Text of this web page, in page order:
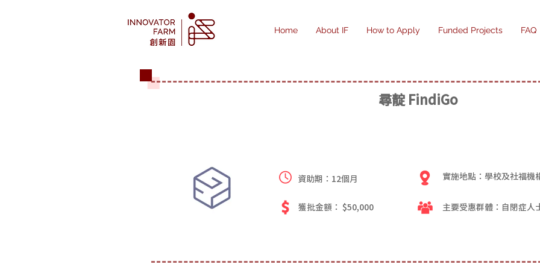
Home About IF How to Apply Funded Projects FAQ
尋靛 FindiGo
資助期：12個月 實施地點：學校及社福機
獲批金額： $50,000 主要受惠群體：自閉症人